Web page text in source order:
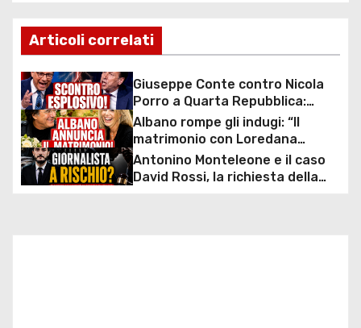
i
g
a
z
i
Articoli correlati
Giuseppe Conte contro Nicola
Porro a Quarta Repubblica:
scontro durissimo sul caso
mascherine e commissione
d’inchiesta
Albano rompe gli indugi: “Il
matrimonio con Loredana
Lecciso arriva”, la svolta dopo
anni insieme
Antonino Monteleone e il caso
David Rossi, la richiesta della